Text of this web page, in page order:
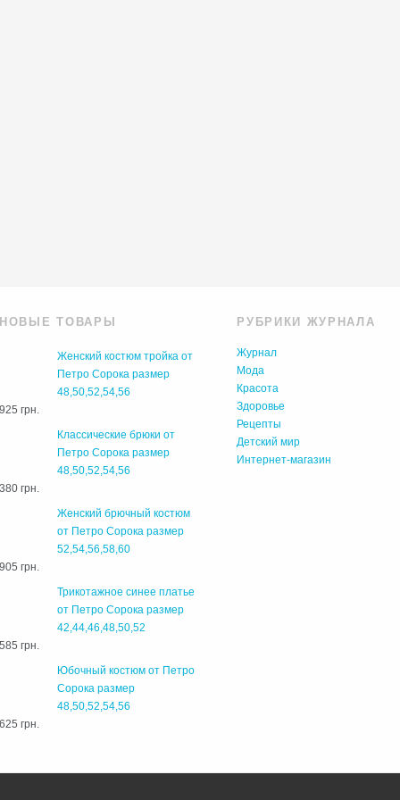
НОВЫЕ ТОВАРЫ
Женский костюм тройка от
Петро Сорока размер
48,50,52,54,56
925 грн.
Классические брюки от
Петро Сорока размер
48,50,52,54,56
380 грн.
Женский брючный костюм
от Петро Сорока размер
52,54,56,58,60
905 грн.
Трикотажное синее платье
от Петро Сорока размер
42,44,46,48,50,52
585 грн.
Юбочный костюм от Петро
Сорока размер
48,50,52,54,56
625 грн.
РУБРИКИ ЖУРНАЛА
Журнал
Мода
Красота
Здоровье
Рецепты
Детский мир
Интернет-магазин